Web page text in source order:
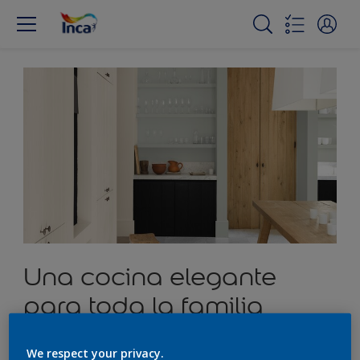
Una cocina elegante
para toda la familia
We respect your privacy.